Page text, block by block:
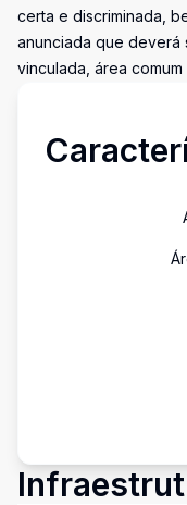
certa e discriminada,
anunciada que deverá
vinculada, área